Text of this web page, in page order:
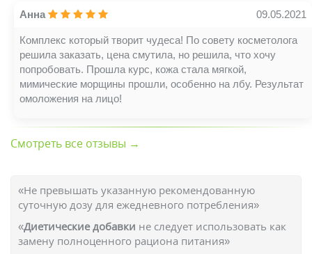
Анна 09.05.2021
Комплекс который творит чудеса! По совету косметолога
решила заказать, цена смутила, но решила, что хочу
попробовать. Прошла курс, кожа стала мягкой,
мимические морщины прошли, особенно на лбу. Результат
омоложения на лицо!
Смотреть все отзывы →
«Не превышать указанную рекомендованную
суточную дозу для ежедневного потребления»
«Диетические добавки не следует использовать как
замену полноценного рациона питания»